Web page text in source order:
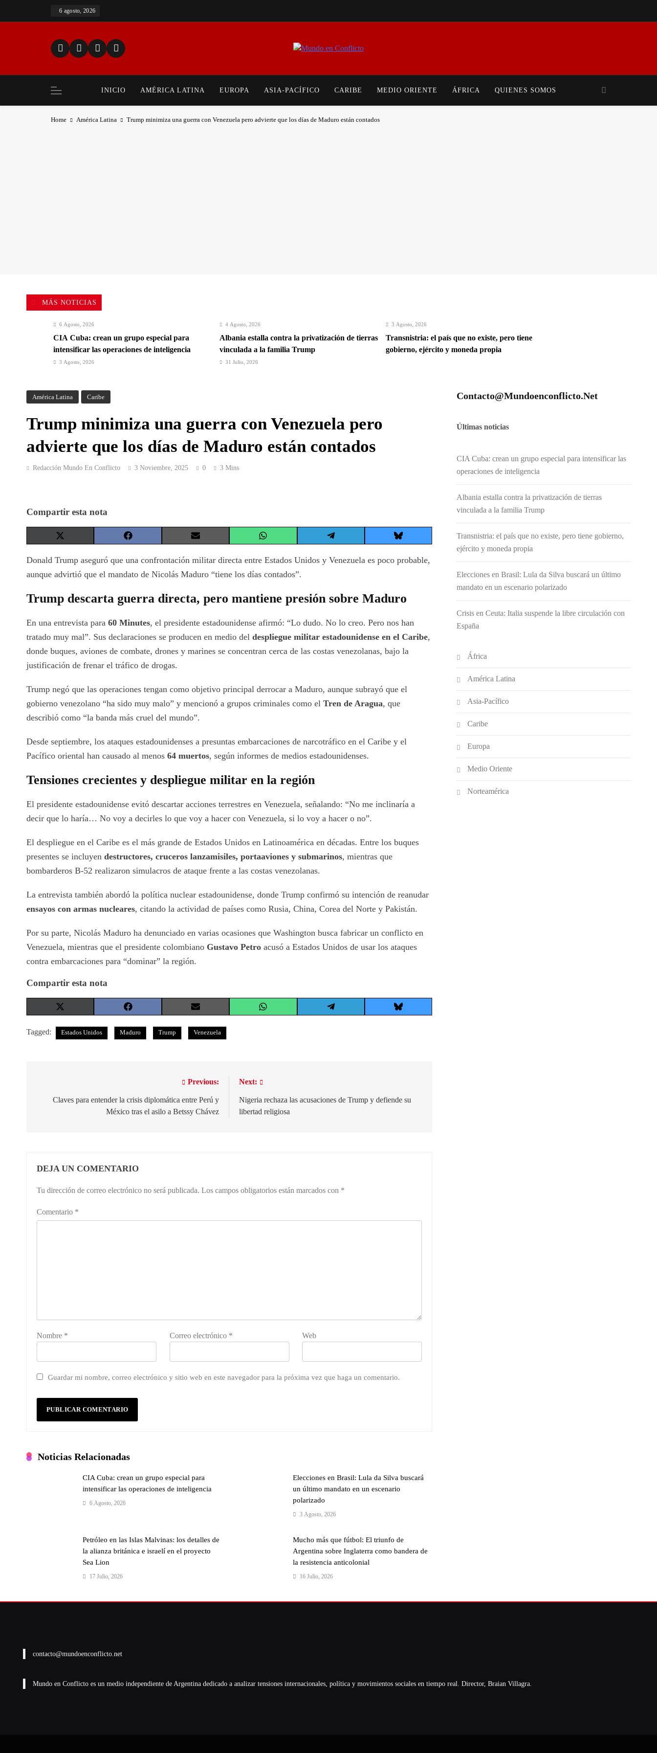
6 agosto, 2026
INICIO AMÉRICA LATINA EUROPA ASIA-PACÍFICO CARIBE MEDIO ORIENTE ÁFRICA QUIENES SOMOS
Home América Latina Trump minimiza una guerra con Venezuela pero advierte que los días de Maduro están contados
MÁS NOTICIAS
6 Agosto, 2026
CIA Cuba: crean un grupo especial para
intensificar las operaciones de inteligencia
4 Agosto, 2026
Albania estalla contra la privatización de tierras
vinculada a la familia Trump
3 Agosto, 2026
Transnistria: el país que no existe, pero tiene
gobierno, ejército y moneda propia
3 Agosto, 2026 31 Julio, 2026
América Latina Caribe
Trump minimiza una guerra con Venezuela pero
advierte que los días de Maduro están contados
Redacción Mundo En Conflicto 3 Noviembre, 2025 0 3 Mins
Compartir esta nota
Share
X
(Twitter)
Share
Facebook
Share
Email
Share
WhatsApp
Share
Telegram
Share
Bluesky
Donald Trump aseguró que una confrontación militar directa entre Estados Unidos y Venezuela es poco probable,
aunque advirtió que el mandato de Nicolás Maduro “tiene los días contados”.
Trump descarta guerra directa, pero mantiene presión sobre Maduro
En una entrevista para 60 Minutes, el presidente estadounidense afirmó: “Lo dudo. No lo creo. Pero nos han
tratado muy mal”. Sus declaraciones se producen en medio del despliegue militar estadounidense en el Caribe,
donde buques, aviones de combate, drones y marines se concentran cerca de las costas venezolanas, bajo la
justificación de frenar el tráfico de drogas.
Trump negó que las operaciones tengan como objetivo principal derrocar a Maduro, aunque subrayó que el
gobierno venezolano “ha sido muy malo” y mencionó a grupos criminales como el Tren de Aragua, que
describió como “la banda más cruel del mundo”.
Desde septiembre, los ataques estadounidenses a presuntas embarcaciones de narcotráfico en el Caribe y el
Pacífico oriental han causado al menos 64 muertos, según informes de medios estadounidenses.
Tensiones crecientes y despliegue militar en la región
El presidente estadounidense evitó descartar acciones terrestres en Venezuela, señalando: “No me inclinaría a
decir que lo haría… No voy a decirles lo que voy a hacer con Venezuela, si lo voy a hacer o no”.
El despliegue en el Caribe es el más grande de Estados Unidos en Latinoamérica en décadas. Entre los buques
presentes se incluyen destructores, cruceros lanzamisiles, portaaviones y submarinos, mientras que
bombarderos B-52 realizaron simulacros de ataque frente a las costas venezolanas.
La entrevista también abordó la política nuclear estadounidense, donde Trump confirmó su intención de reanudar
ensayos con armas nucleares, citando la actividad de países como Rusia, China, Corea del Norte y Pakistán.
Por su parte, Nicolás Maduro ha denunciado en varias ocasiones que Washington busca fabricar un conflicto en
Venezuela, mientras que el presidente colombiano Gustavo Petro acusó a Estados Unidos de usar los ataques
contra embarcaciones para “dominar” la región.
Compartir esta nota
Share
X
(Twitter)
Share
Facebook
Share
Email
Share
Share
Share
Tagged: Estados Unidos Maduro Trump Venezuela
Previous:
Claves para entender la crisis diplomática entre Perú y
México tras el asilo a Betssy Chávez
Next:
Nigeria rechaza las acusaciones de Trump y defiende su
libertad religiosa
DEJA UN COMENTARIO
Tu dirección de correo electrónico no será publicada. Los campos obligatorios están marcados con *
Comentario *
Nombre * Correo electrónico * Web
Guardar mi nombre, correo electrónico y sitio web en este navegador para la próxima vez que haga un comentario.
Noticias Relacionadas
CIA Cuba: crean un grupo especial para
intensificar las operaciones de inteligencia
6 Agosto, 2026
Elecciones en Brasil: Lula da Silva buscará
un último mandato en un escenario
polarizado
3 Agosto, 2026
Petróleo en las Islas Malvinas: los detalles de
la alianza británica e israelí en el proyecto
Sea Lion
17 Julio, 2026
Mucho más que fútbol: El triunfo de
Argentina sobre Inglaterra como bandera de
la resistencia anticolonial
16 Julio, 2026
Contacto@mundoenconflicto.net
Últimas noticias
CIA Cuba: crean un grupo especial para intensificar las
operaciones de inteligencia
Albania estalla contra la privatización de tierras
vinculada a la familia Trump
Transnistria: el país que no existe, pero tiene gobierno,
ejército y moneda propia
Elecciones en Brasil: Lula da Silva buscará un último
mandato en un escenario polarizado
Crisis en Ceuta: Italia suspende la libre circulación con
España
África
América Latina
Asia-Pacífico
Caribe
Europa
Medio Oriente
Norteamérica
contacto@mundoenconflicto.net
Mundo en Conflicto es un medio independiente de Argentina dedicado a analizar tensiones internacionales, política y movimientos sociales en tiempo real. Director, Braian Villagra.